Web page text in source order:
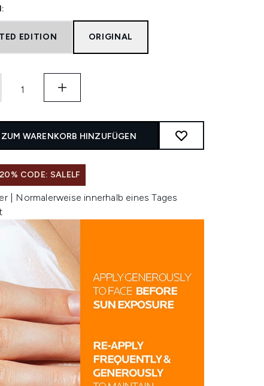
EDITION ORIGINAL
ZUM WARENKORB HINZUFÜGEN
CODE: SALELF
| Normalerweise innerhalb eines Tages